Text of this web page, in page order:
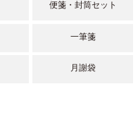
便箋・封筒セット
一筆箋
月謝袋